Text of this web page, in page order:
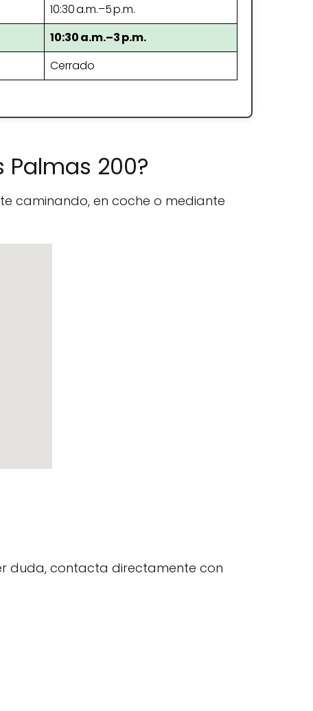
10:30 a.m.–5 p.m.
10:30 a.m.–3 p.m.
Cerrado
Palmas 200?
caminando, en coche o mediante
duda, contacta directamente con